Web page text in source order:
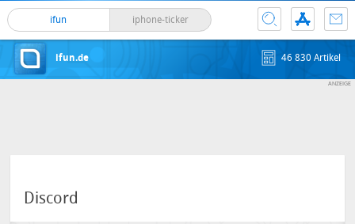
ifun iphone-ticker
ifun.de 46 830 Artikel
Discord